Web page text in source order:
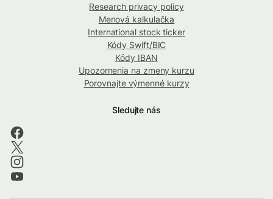
Research privacy policy
Menová kalkulačka
International stock ticker
Kódy Swift/BIC
Kódy IBAN
Upozornenia na zmeny kurzu
Porovnajte výmenné kurzy
Sledujte nás